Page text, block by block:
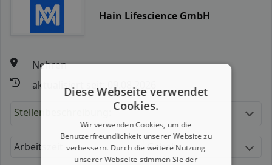
Hain Lifescience GmbH
Nehren
aktualisiert seit: 09.08.2026
Stellenbeschreibung:
Arbeitszeit Gehalt
Diese Webseite verwendet
Cookies.
Wir verwenden Cookies, um die
Benutzerfreundlichkeit unserer Website zu
verbessern. Durch die weitere Nutzung
unserer Webseite stimmen Sie der